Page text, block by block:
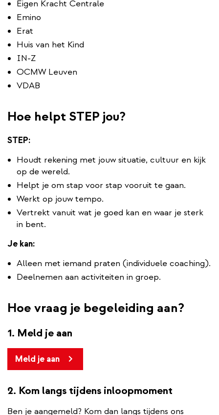
Eigen Kracht Centrale
Emino
Erat
Huis van het Kind
IN-Z
OCMW Leuven
VDAB
Hoe helpt STEP jou?
STEP:
Houdt rekening met jouw situatie, cultuur en kijk
op de wereld.
Helpt je om stap voor stap vooruit te gaan.
Werkt op jouw tempo.
Vertrekt vanuit wat je goed kan en waar je sterk
in bent.
Je kan:
Alleen met iemand praten (individuele coaching).
Deelnemen aan activiteiten in groep.
Hoe vraag je begeleiding aan?
1. Meld je aan
Meld je aan
2. Kom langs tijdens inloopmoment
Ben je aangemeld? Kom dan langs tijdens ons